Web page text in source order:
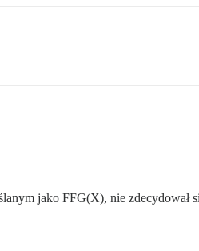
jako FFG(X), nie zdecydował